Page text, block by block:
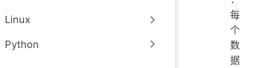
Linux
Python
每
个
数
据